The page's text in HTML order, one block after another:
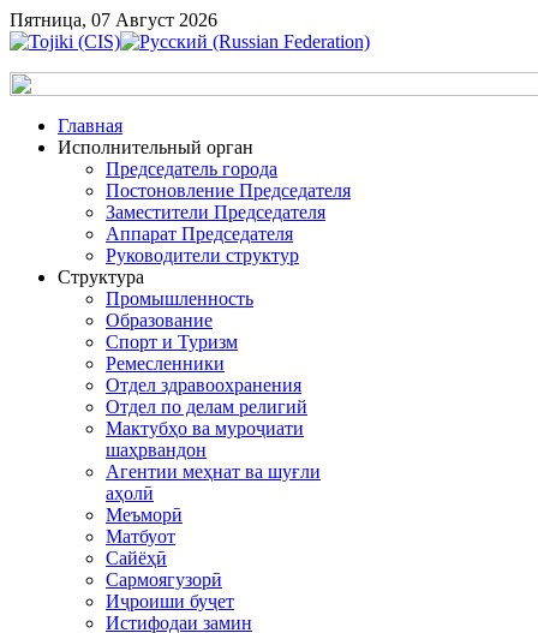
Пятница, 07 Август 2026
Главная
Исполнительный орган
Председатель города
Постоновление Председателя
Заместители Председателя
Аппарат Председателя
Руководители структур
Структура
Промышленность
Образование
Спорт и Туризм
Ремесленники
Отдел здравоохранения
Отдел по делам религий
Мактубҳо ва муроҷиати
шаҳрвандон
Агентии меҳнат ва шуғли
аҳолӣ
Меъморӣ
Матбуот
Сайёҳӣ
Сармоягузорӣ
Иҷроиши буҷет
Истифодаи замин